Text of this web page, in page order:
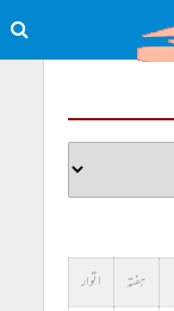
ہفتہ اتوار